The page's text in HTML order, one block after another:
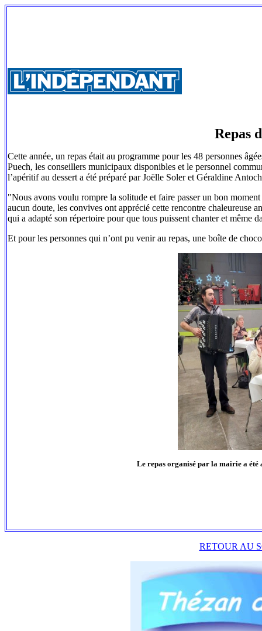
Repas
Cette année, un repas était au programme pour les 48 personnes
Puech, les conseillers municipaux disponibles et le personnel
l’apéritif au dessert a été préparé par Joëlle Soler et Géraldine
"Nous avons voulu rompre la solitude et faire passer un bon
aucun doute, les convives ont apprécié cette rencontre chaleureuse
qui a adapté son répertoire pour que tous puissent chanter et même
Et pour les personnes qui n’ont pu venir au repas, une boîte de
Le repas organisé par la mairie a été
RETOUR AU